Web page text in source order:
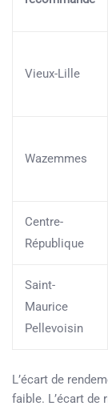
Vieux-Lille
Wazemmes
Centre-
République
Saint-
Maurice
Pellevoisin
L’écart de
faible. L’écart de